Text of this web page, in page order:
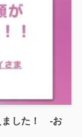
ました！ -お